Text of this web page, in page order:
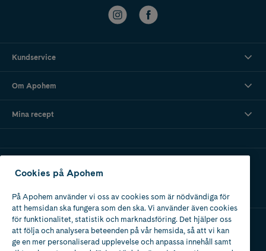
Kundservice
Om Apohem
Mina recept
Apotek med tillstånd
av Läkemedelsverket
Cookies på Apohem
På Apohem använder vi oss av cookies som är nödvändiga för
att hemsidan ska fungera som den ska. Vi använder även cookies
för funktionalitet, statistik och marknadsföring. Det hjälper oss
att följa och analysera beteenden på vår hemsida, så att vi kan
ge en mer personaliserad upplevelse och anpassa innehåll samt